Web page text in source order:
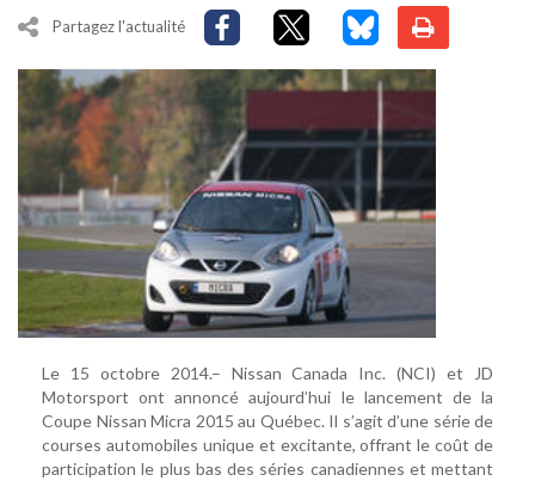
Partagez l'actualité
Le 15 octobre 2014.– Nissan Canada Inc. (NCI) et JD
Motorsport ont annoncé aujourd’hui le lancement de la
Coupe Nissan Micra 2015 au Québec. Il s’agit d’une série de
courses automobiles unique et excitante, offrant le coût de
participation le plus bas des séries canadiennes et mettant